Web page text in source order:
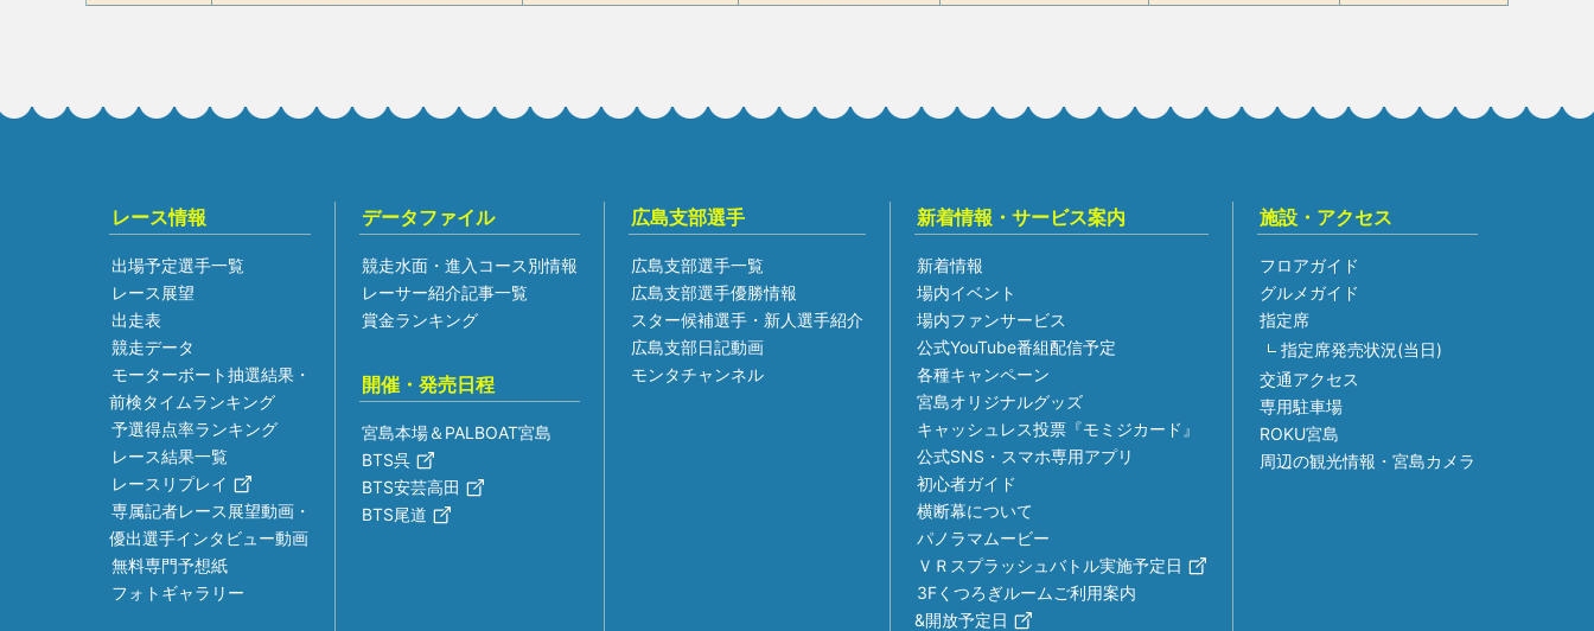
レース情報
出場予定選手一覧
レース展望
出走表
競走データ
モーターボート抽選結果・
前検タイムランキング
予選得点率ランキング
レース結果一覧
レースリプレイ
専属記者レース展望動画・
優出選手インタビュー動画
無料専門予想紙
フォトギャラリー
データファイル
競走水面・進入コース別情報
レーサー紹介記事一覧
賞金ランキング
開催・発売日程
宮島本場＆PALBOAT宮島
BTS呉
BTS安芸高田
BTS尾道
広島支部選手
広島支部選手一覧
広島支部選手優勝情報
スター候補選手・新人選手紹介
広島支部日記動画
モンタチャンネル
新着情報・サービス案内
新着情報
場内イベント
場内ファンサービス
公式YouTube番組配信予定
各種キャンペーン
宮島オリジナルグッズ
キャッシュレス投票『モミジカード』
公式SNS・スマホ専用アプリ
初心者ガイド
横断幕について
パノラマムービー
ＶＲスプラッシュバトル実施予定日
3Fくつろぎルームご利用案内
&開放予定日
施設・アクセス
フロアガイド
グルメガイド
指定席
指定席発売状況(当日)
交通アクセス
専用駐車場
ROKU宮島
周辺の観光情報・宮島カメラ